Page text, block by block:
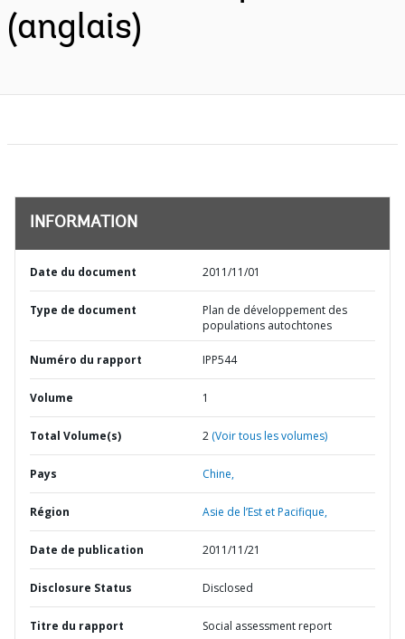
(anglais)
INFORMATION
Date du document 2011/11/01
Type de document
Plan de développement des
populations autochtones
Numéro du rapport IPP544
Volume 1
Total Volume(s) 2 (Voir tous les volumes)
Pays Chine,
Région Asie de l’Est et Pacifique,
Date de publication 2011/11/21
Disclosure Status Disclosed
Titre du rapport Social assessment report